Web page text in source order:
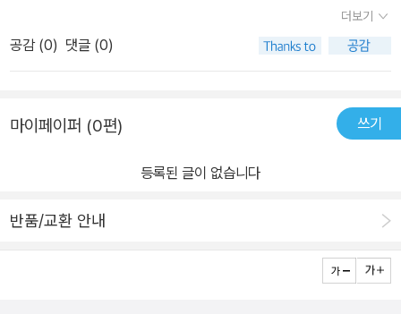
더보기
공감 (0) 댓글 (0)
마이페이퍼 (0편) 쓰기
등록된 글이 없습니다
반품/교환 안내